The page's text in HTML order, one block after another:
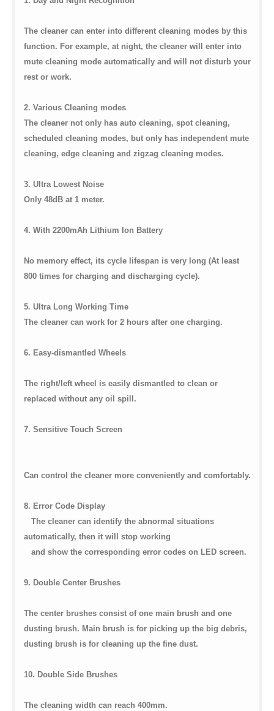
The cleaner can enter into different cleaning modes by this
function. For example, at night, the cleaner will enter into
mute cleaning mode automatically and will not disturb your
rest or work.
2. Various Cleaning modes
The cleaner not only has auto cleaning, spot cleaning,
scheduled cleaning modes, but only has independent mute
cleaning, edge cleaning and zigzag cleaning modes.
3. Ultra Lowest Noise
Only 48dB at 1 meter.
4. With 2200mAh Lithium Ion Battery
No memory effect, its cycle lifespan is very long (At least
800 times for charging and discharging cycle).
5. Ultra Long Working Time
The cleaner can work for 2 hours after one charging.
6. Easy-dismantled Wheels
The right/left wheel is easily dismantled to clean or
replaced without any oil spill.
7. Sensitive Touch Screen
Can control the cleaner more conveniently and comfortably.
8. Error Code Display
The cleaner can identify the abnormal situations
automatically, then it will stop working
and show the corresponding error codes on LED screen.
9. Double Center Brushes
The center brushes consist of one main brush and one
dusting brush. Main brush is for picking up the big debris,
dusting brush is for cleaning up the fine dust.
10. Double Side Brushes
The cleaning width can reach 400mm.